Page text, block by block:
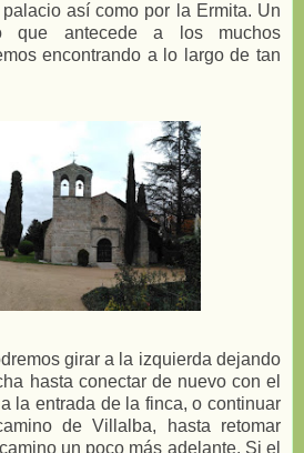
así como por la Ermita. Un
que antecede a los muchos
encontrando a lo largo de tan
girar a la izquierda dejando
hasta conectar de nuevo con el
la entrada de la finca, o continuar
de Villalba, hasta retomar
un poco más adelante. Si el